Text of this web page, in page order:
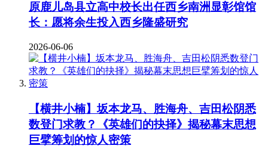
原鹿儿岛县立高中校长出任西乡南洲显彰馆馆
长：愿将余生投入西乡隆盛研究
2026-06-06
【横井小楠】坂本龙马、胜海舟、吉田松阴悉
数登门求教？《英雄们的抉择》揭秘幕末思想
巨擘筹划的惊人密策